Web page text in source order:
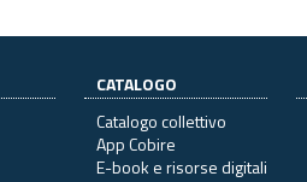
CATALOGO
Catalogo collettivo
App Cobire
E-book e risorse digitali